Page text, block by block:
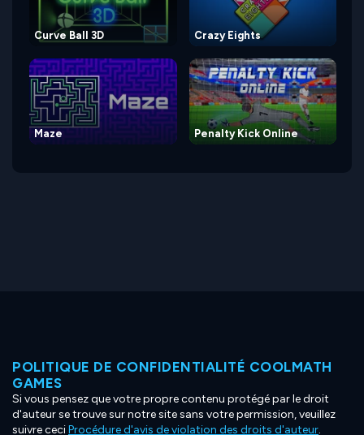
Curve Ball 3D Crazy Eights
Maze Penalty Kick Online
POLITIQUE DE CONFIDENTIALITÉ COOLMATH
GAMES
Si vous pensez que votre propre contenu protégé par le droit
d'auteur se trouve sur notre site sans votre permission, veuillez
suivre ceciProcédure d'avis de violation des droits d'auteur.